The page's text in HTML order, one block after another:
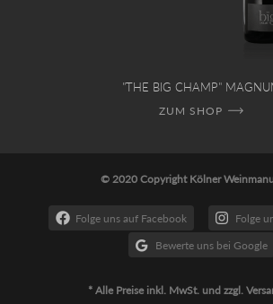
"THE BIG CHAMP"
ZUM SHOP
© 2020 Copyright Kölner
Folge uns auf Facebook
Folge
Bewerte uns bei Google
* Alle Preise inkl. MwSt. und zzgl.